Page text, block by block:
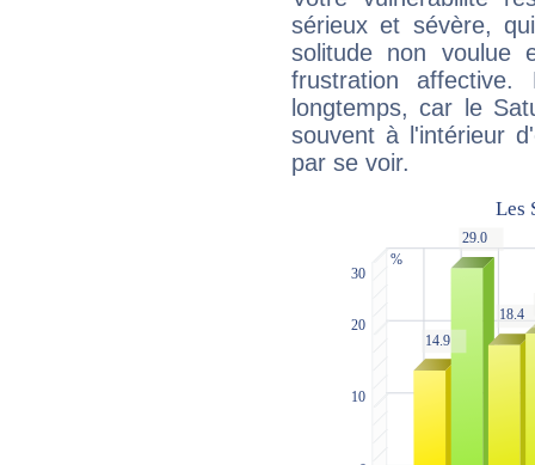
sérieux et sévère,
solitude non voulue
frustration
longtemps, car le
souvent à l'intérieur
par se voir.